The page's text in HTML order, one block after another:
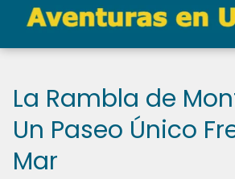
La Rambla de
Un Paseo Único
Mar